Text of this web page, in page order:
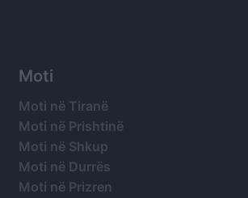
Moti
Moti në Tiranë
Moti në Prishtinë
Moti në Shkup
Moti në Durrës
Moti në Prizren